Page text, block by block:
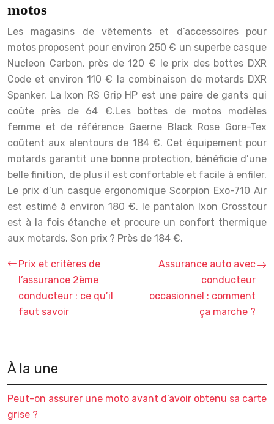
motos
Les magasins de vêtements et d’accessoires pour
motos proposent pour environ 250 € un superbe casque
Nucleon Carbon, près de 120 € le prix des bottes DXR
Code et environ 110 € la combinaison de motards DXR
Spanker. La Ixon RS Grip HP est une paire de gants qui
coûte près de 64 €.Les bottes de motos modèles
femme et de référence Gaerne Black Rose Gore-Tex
coûtent aux alentours de 184 €. Cet équipement pour
motards garantit une bonne protection, bénéficie d’une
belle finition, de plus il est confortable et facile à enfiler.
Le prix d’un casque ergonomique Scorpion Exo-710 Air
est estimé à environ 180 €, le pantalon Ixon Crosstour
est à la fois étanche et procure un confort thermique
aux motards. Son prix ? Près de 184 €.
Prix et critères de
l’assurance 2ème
conducteur : ce qu’il
faut savoir
Assurance auto avec
conducteur
occasionnel : comment
ça marche ?
À la une
Peut-on assurer une moto avant d’avoir obtenu sa carte
grise ?